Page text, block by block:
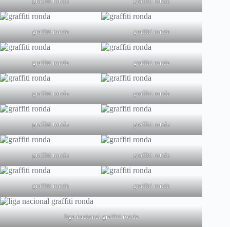
graffiti ronda graffiti ronda
graffiti ronda graffiti ronda
graffiti ronda graffiti ronda
graffiti ronda graffiti ronda
graffiti ronda graffiti ronda
graffiti ronda graffiti ronda
liga nacional graffiti ronda